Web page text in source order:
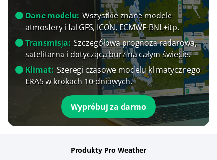
Dane modelu: Wszystkie znane modele
atmosfery i fal GFS, ICON, ECMWF-BNL+itp.
Transmisja: Szczegółowa prognoza radarowa,
satelitarna i dotycząca burz na całym świecie.
Klimat: Szeregi czasowe modelu klimatycznego
ERA5 w krokach 10-dniowych.
Wypróbuj za darmo
Produkty Pro Weather